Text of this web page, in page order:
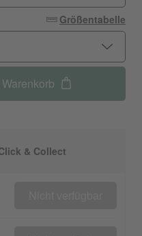
Größentabelle
& Collect